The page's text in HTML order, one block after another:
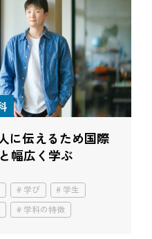
に伝えるため国際
幅広く学ぶ
学び
学生
学科の特徴